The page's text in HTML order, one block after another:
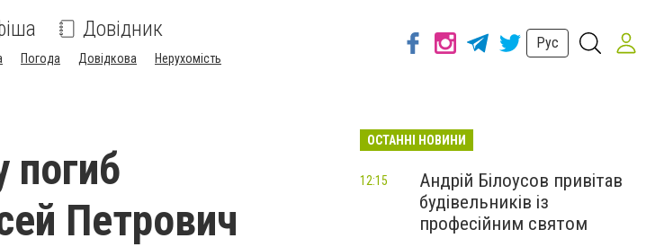
Довідник
Погода Довідкова Нерухомість
Рус
Петрович
ОСТАННІ НОВИНИ
Андрій Білоусов привітав
будівельників із
професійним святом
12:15